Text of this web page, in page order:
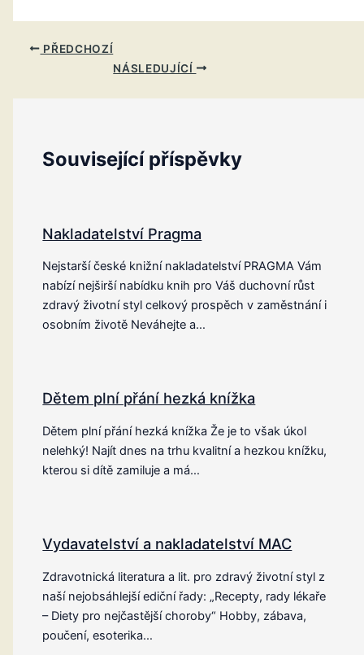
PŘEDCHOZÍ
NÁSLEDUJÍCÍ
Související příspěvky
Nakladatelství Pragma
Nejstarší české knižní nakladatelství PRAGMA Vám
nabízí nejširší nabídku knih pro Váš duchovní růst
zdravý životní styl celkový prospěch v zaměstnání i
osobním životě Neváhejte a…
Dětem plní přání hezká knížka
Dětem plní přání hezká knížka Že je to však úkol
nelehký! Najít dnes na trhu kvalitní a hezkou knížku,
kterou si dítě zamiluje a má…
Vydavatelství a nakladatelství MAC
Zdravotnická literatura a lit. pro zdravý životní styl z
naší nejobsáhlejší ediční řady: „Recepty, rady lékaře
– Diety pro nejčastější choroby“ Hobby, zábava,
poučení, esoterika…